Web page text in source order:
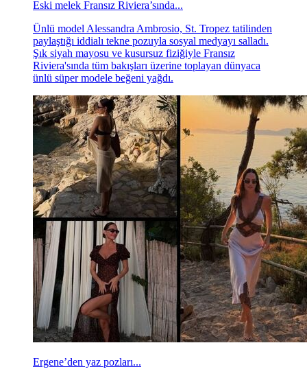
Eski melek Fransız Riviera’sında...
Ünlü model Alessandra Ambrosio, St. Tropez tatilinden
paylaştığı iddialı tekne pozuyla sosyal medyayı salladı.
Şık siyah mayosu ve kusursuz fiziğiyle Fransız
Riviera'sında tüm bakışları üzerine toplayan dünyaca
ünlü süper modele beğeni yağdı.
Ergene’den yaz pozları...